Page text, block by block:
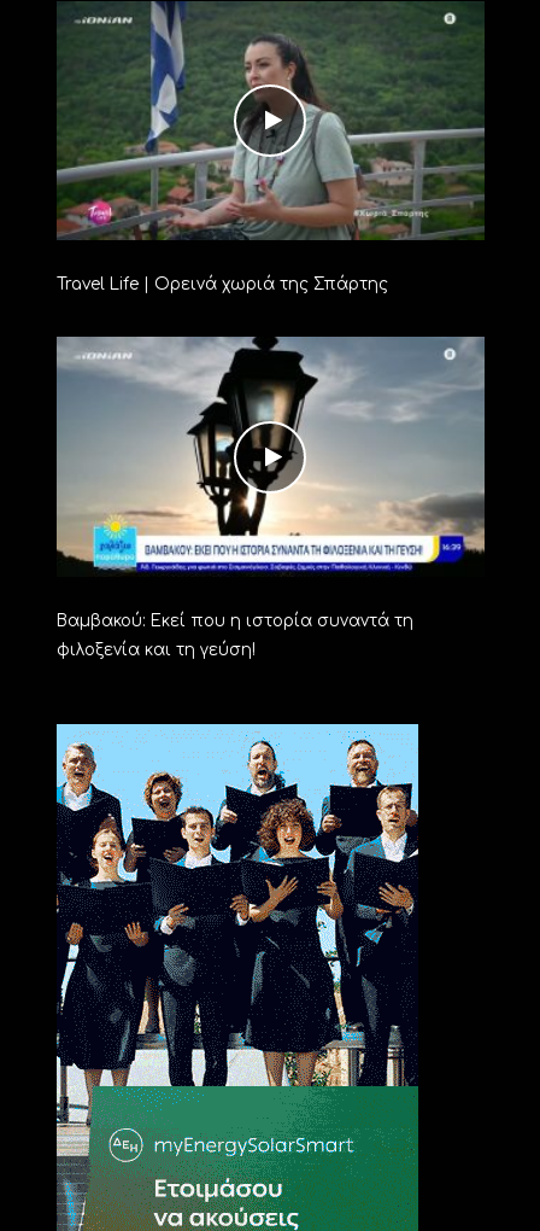
Travel Life | Ορεινά χωριά της Σπάρτης
Βαμβακού: Εκεί που η ιστορία συναντά τη
φιλοξενία και τη γεύση!